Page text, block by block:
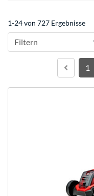
1-24 von 727 Ergebnisse
Filtern
1